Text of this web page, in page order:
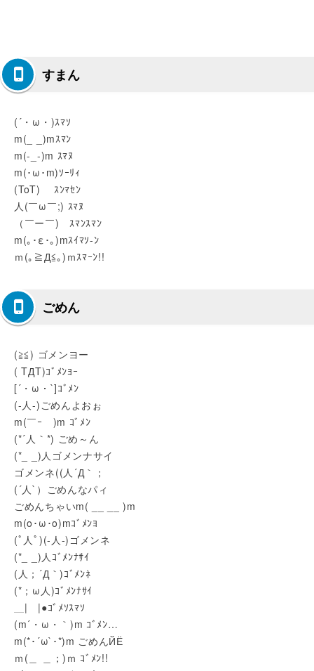
すまん
(´・ω・)ｽﾏｿ
m(_ _)mｽﾏﾝ
m(-_-)m ｽﾏﾇ
m(･ω･m)ｿｰﾘｨ
(ToT)ゞ ｽﾝﾏｾﾝ
人(￣ω￣;) ｽﾏﾇ
（￣ー￣)ゞｽﾏﾝｽﾏﾝ
m(｡･ε･｡)mｽｲﾏｿ-ﾝ
ｍ(｡≧Д≦｡)ｍｽﾏｰﾝ!!
ごめん
(≧≦) ゴメンヨー
( TДT)ｺﾞﾒﾝﾖｰ
[´・ω・`]ｺﾞﾒﾝ
(-人-)ごめんよおぉ
m(￣ｰ￣)m ｺﾞﾒﾝ
(*´人｀*) ごめ～ん
(*_ _)人ゴメンナサイ
ゴメンネ((人´Д｀；
(´人`）ごめんなパィ
ごめんちゃいm( __ __ )m
m(o･ω･o)mｺﾞﾒﾝﾖ
(ﾟ人ﾟ)(-人-)ゴメンネ
(*_ _)人ｺﾞﾒﾝﾅｻｲ
(人；´Д｀)ｺﾞﾒﾝﾈ
(*；ω人)ｺﾞﾒﾝﾅｻｲ
＿|￣|●ｺﾞﾒｿｽﾏｿ
(m´・ω・｀)m ｺﾞﾒﾝ…
m(*･´ω`･*)m ごめんЙЁ
ｍ(＿ ＿；)ｍ ｺﾞﾒﾝ!!